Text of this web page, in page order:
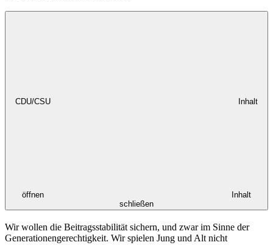
CDU/CSU Inhalt
öffnen
Inhalt
schließen
Wir wollen die Beitragsstabilität sichern, und zwar im Sinne der
Generationengerechtigkeit. Wir spielen Jung und Alt nicht